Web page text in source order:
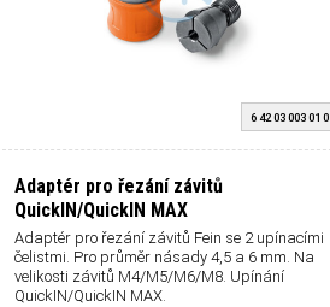
6 42 03 003 01 0
Adaptér pro řezání závitů
QuickIN/QuickIN MAX
Adaptér pro řezání závitů Fein se 2 upínacími
čelistmi. Pro průměr násady 4,5 a 6 mm. Na
velikosti závitů M4/M5/M6/M8. Upínání
QuickIN/QuickIN MAX.